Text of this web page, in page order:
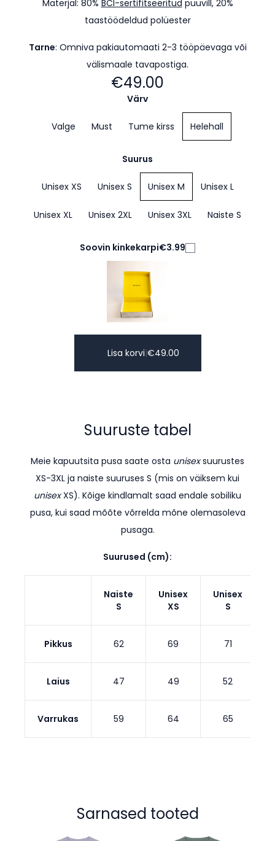
Materjal: 80% BCI-sertifitseeritud puuvill, 20%
taastöödeldud polüester
Tarne: Omniva pakiautomaati 2-3 tööpäevaga või
välismaale tavapostiga.
€49.00
Värv
Valge Must Tume kirss Helehall
Suurus
Unisex XS Unisex S Unisex M Unisex L
Unisex XL Unisex 2XL Unisex 3XL Naiste S
Soovin kinkekarpi€3.99
Lisa korvi|€49.00
Suuruste tabel
Meie kapuutsita pusa saate osta unisexsuurustes
XS-3XL ja naiste suuruses S (mis on väiksem kui
unisexXS). Kõige kindlamalt saad endale sobiliku
pusa, kui saad mõõte võrrelda mõne olemasoleva
pusaga.
Suurused (cm):
Naiste
S
Unisex
XS
Unisex
S
Pikkus 62 69 71
Laius 47 49 52
Varrukas 59 64 65
Sarnased tooted